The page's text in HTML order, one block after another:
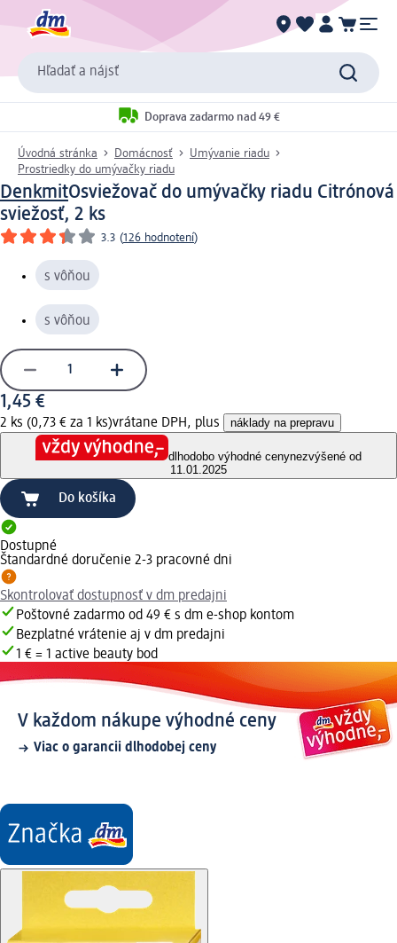
Hľadať a nájsť
Doprava zadarmo nad 49 €
Úvodná stránka Domácnosť
Umývanie riadu
Prostriedky do umývačky riadu
DenkmitOsviežovač do umývačky riadu Citrónová
sviežosť, 2 ks
3.3 (126 hodnotení)
s vôňou
s vôňou
1,45 €
2 ks (0,73 € za 1 ks)vrátane DPH, plus náklady na prepravu
dlhodobo výhodné cenynezvýšené od
11.01.2025
Do košíka
Dostupné
Štandardné doručenie 2-3 pracovné dni
Skontrolovať dostupnosť v dm predajni
Poštovné zadarmo od 49 € s dm e-shop kontom
Bezplatné vrátenie aj v dm predajni
1 € = 1 active beauty bod
V každom nákupe výhodné ceny
Viac o garancii dlhodobej ceny